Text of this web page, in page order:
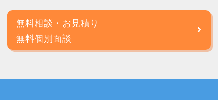
無料相談・お見積り
無料個別面談